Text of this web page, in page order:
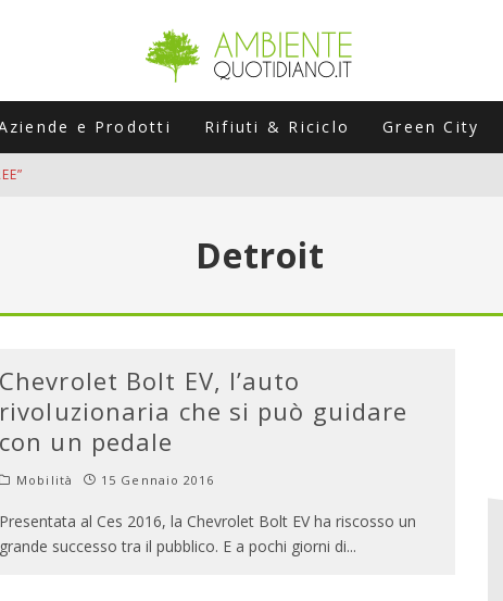
e Prodotti Rifiuti & Riciclo Green City
Detroit
Chevrolet Bolt EV, l’auto
rivoluzionaria che si può guidare
con un pedale
Mobilità 15 Gennaio 2016
Presentata al Ces 2016, la Chevrolet Bolt EV ha riscosso un
grande successo tra il pubblico. E a pochi giorni di...